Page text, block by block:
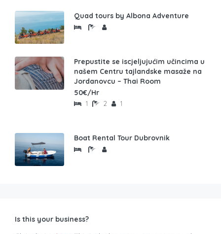
Quad tours by Albona Adventure
Prepustite se iscjeljujućim učincima u
našem Centru tajlandske masaže na
Jordanovcu – Thai Room
50€/Hr
1 2 1
Boat Rental Tour Dubrovnik
Is this your business?